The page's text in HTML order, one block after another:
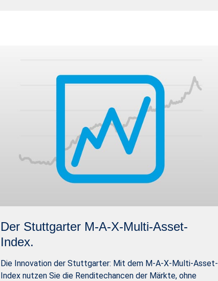
Der Stuttgarter M-A-X-Multi-Asset-
Index.
Die Innovation der Stuttgarter: Mit dem M-A-X-Multi-Asset-
Index nutzen Sie die Renditechancen der Märkte, ohne